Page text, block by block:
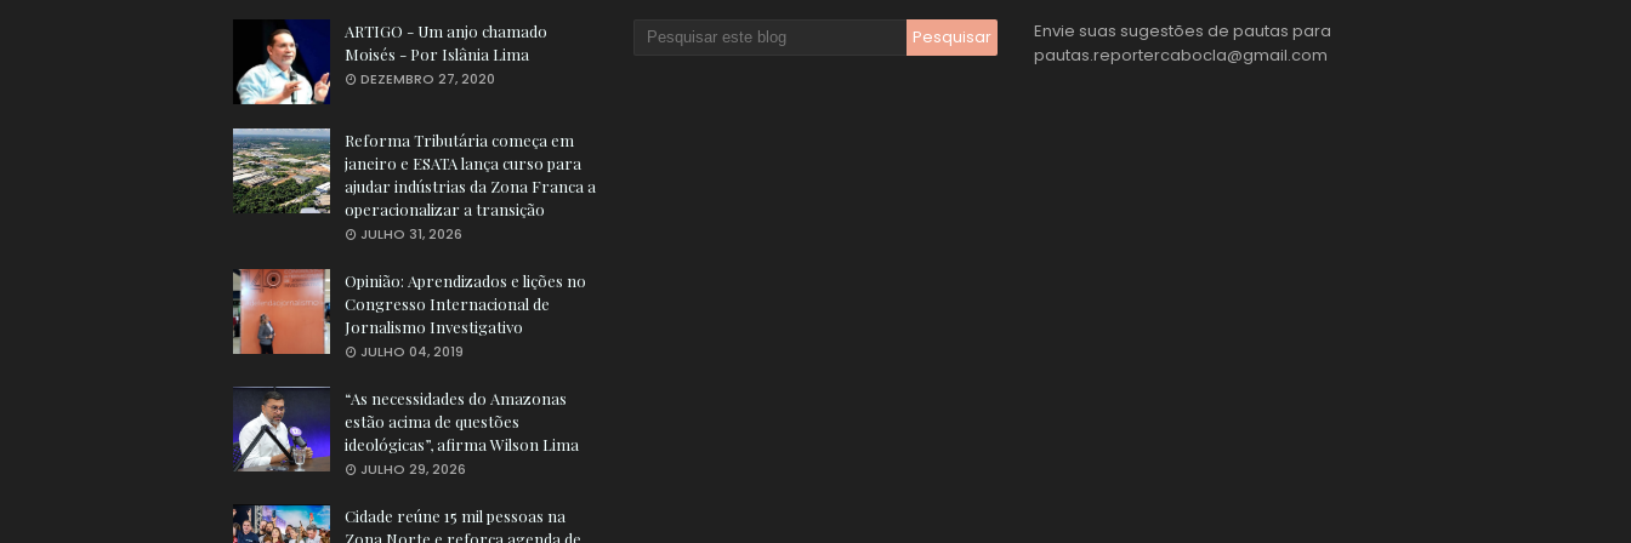
ARTIGO - Um anjo chamado
Moisés - Por Islânia Lima
DEZEMBRO 27, 2020
Reforma Tributária começa em
janeiro e ESATA lança curso para
ajudar indústrias da Zona Franca a
operacionalizar a transição
JULHO 31, 2026
Opinião: Aprendizados e lições no
Congresso Internacional de
Jornalismo Investigativo
JULHO 04, 2019
“As necessidades do Amazonas
estão acima de questões
ideológicas”, afirma Wilson Lima
JULHO 29, 2026
Cidade reúne 15 mil pessoas na
Envie suas sugestões de pautas para
pautas.reportercabocla@gmail.com